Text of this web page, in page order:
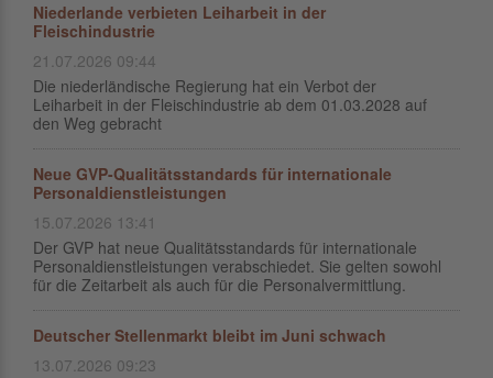
Niederlande verbieten Leiharbeit in der
Fleischindustrie
21.07.2026 09:44
Die niederländische Regierung hat ein Verbot der
Leiharbeit in der Fleischindustrie ab dem 01.03.2028 auf
den Weg gebracht
Neue GVP-Qualitätsstandards für internationale
Personaldienstleistungen
15.07.2026 13:41
Der GVP hat neue Qualitätsstandards für internationale
Personaldienstleistungen verabschiedet. Sie gelten sowohl
für die Zeitarbeit als auch für die Personalvermittlung.
Deutscher Stellenmarkt bleibt im Juni schwach
13.07.2026 09:23